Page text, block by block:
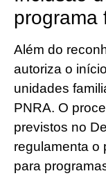
programa
Além do
autoriza o
unidades
PNRA. O
previstos no
regulamenta o
para